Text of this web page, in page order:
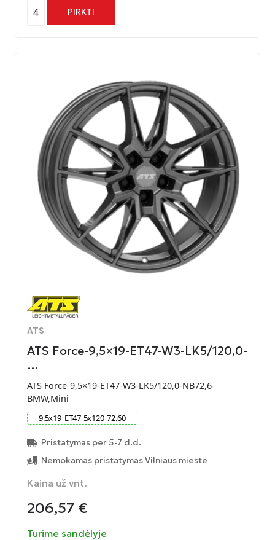
4 PIRKTI
ATS
ATS Force-9,5×19-ET47-W3-LK5/120,0-
…
ATS Force-9,5×19-ET47-W3-LK5/120,0-NB72,6-
BMW,Mini
9.5x19 ET47 5x120 72.60
Pristatymas per 5-7 d.d.
Nemokamas pristatymas Vilniaus mieste
Kaina už vnt.
206,57 €
Turime sandėlyje